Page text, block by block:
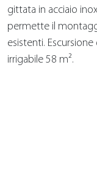
gittata in acciaio
permette il
esistenti.
irrigabile 58 m².